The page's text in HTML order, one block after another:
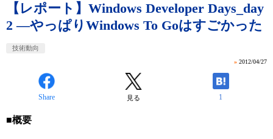
【レポート】Windows Developer Days_day
2 ―やっぱりWindows To Goはすごかった
技術動向
» 2012/04/27
Share 見る 1
■概要